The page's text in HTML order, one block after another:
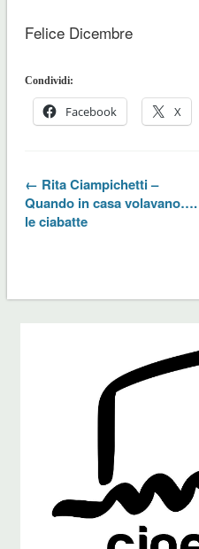
Felice Dicembre
Condividi:
Facebook X
← Rita Ciampichetti –
Quando in casa volavano….
le ciabatte